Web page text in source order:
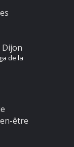
Dijon
de la
être